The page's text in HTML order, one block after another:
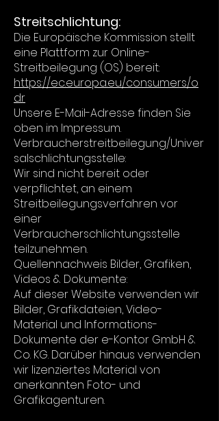
Streitschlichtung:
Die Europäische Kommission stellt
eine Plattform zur Online-
Streitbeilegung (OS) bereit:
https://ec.europa.eu/consumers/o
dr
Unsere E-Mail-Adresse finden Sie
oben im Impressum.
Verbraucherstreitbeilegung/Univer
salschlichtungsstelle:
Wir sind nicht bereit oder
verpflichtet, an einem
Streitbeilegungsverfahren vor
einer
Verbraucherschlichtungsstelle
teilzunehmen.
Quellennachweis Bilder, Grafiken,
Videos & Dokumente:
Auf dieser Website verwenden wir
Bilder, Grafikdateien, Video-
Material und Informations-
Dokumente der e-Kontor GmbH &
Co. KG. Darüber hinaus verwenden
wir lizenziertes Material von
anerkannten Foto- und
Grafikagenturen.